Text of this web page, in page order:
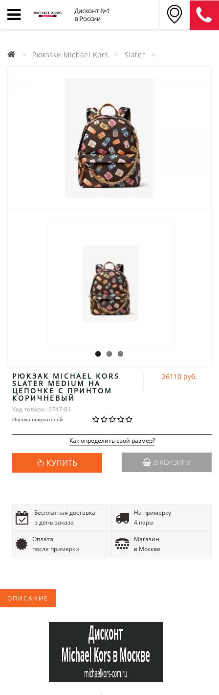
Дисконт №1
в России
Рюкзаки Michael Kors Slater
РЮКЗАК MICHAEL KORS
SLATER MEDIUM НА
ЦЕПОЧКЕ С ПРИНТОМ
КОРИЧНЕВЫЙ
Код товара:: 3747-03
Оценка покупателей
26110 руб.
Как определить свой размер?
КУПИТЬ В КОРЗИНУ
Бесплатная доставка
в день заказа
На примерку
4 пары
Оплата
после примерки
Магазин
в Москве
ОПИСАНИЕ